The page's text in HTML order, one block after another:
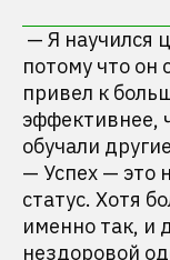
— Я научился
потому что он
привел к
эффективнее,
обучали
— Успех — это
статус. Хотя
именно так, и
нездоровой